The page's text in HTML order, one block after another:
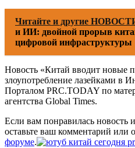
Читайте и другие
и ИИ: двойной прорыв
цифровой инфраструктуры
Новость «Китай вводит новые
злоупотребление лазейками в
Порталом PRC.TODAY по
агентства Global Times.
Если вам понравилась новость
оставьте ваш комментарий или
форуме.